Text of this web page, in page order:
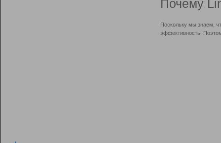
Почему
Поскольку мы знаем,
эффективность.